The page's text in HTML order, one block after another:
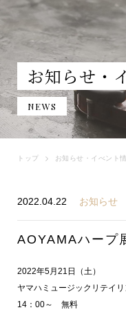
お知らせ・
NEWS
トップ お知らせ・イべント
2022.04.22 お知らせ
AOYAMAハー
2022年5月21日（土）
ヤマハミュージックリテイ
14：00～ 無料